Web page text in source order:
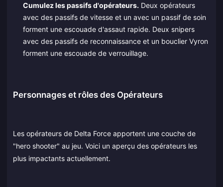
Cumulez les passifs d'opérateurs. Deux opérateurs
avec des passifs de vitesse et un avec un passif de soin
forment une escouade d'assaut rapide. Deux snipers
avec des passifs de reconnaissance et un bouclier Vyron
forment une escouade de verrouillage.
Personnages et rôles des Opérateurs
Les opérateurs de Delta Force apportent une couche de
"hero shooter" au jeu. Voici un aperçu des opérateurs les
plus impactants actuellement.